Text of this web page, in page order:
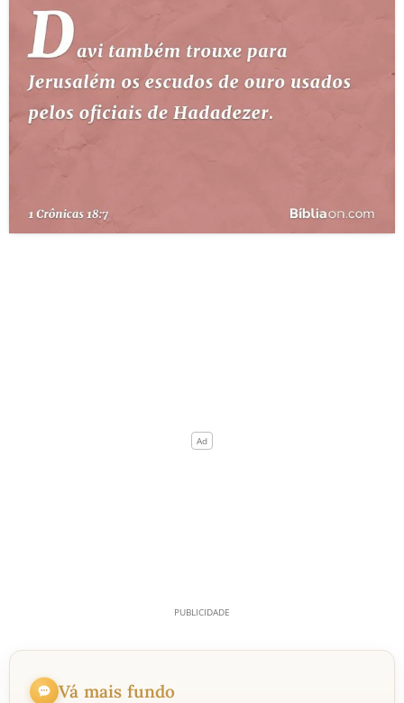
ESTUDOS BÍBLICOS
ESBOÇOS DE PREGAÇÃO
TEMAS
TERMO BÍBLICO
Vá mais fundo